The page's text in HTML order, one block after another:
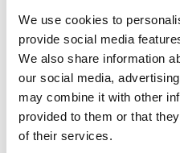
We use cookies to
provide social media
We also share information
our social media,
may combine it with other
provided to them or that
of their services.
Per prima cosa fai
quadratino di burro
dove poi cuocerai la
parte.